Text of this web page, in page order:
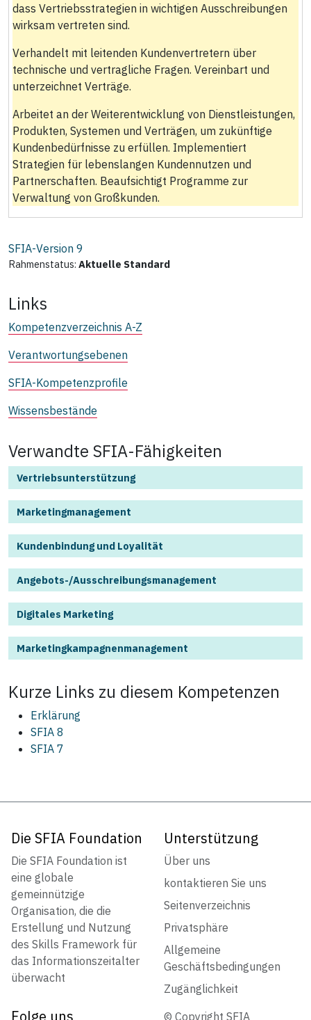
dass Vertriebsstrategien in wichtigen Ausschreibungen
wirksam vertreten sind.
Verhandelt mit leitenden Kundenvertretern über
technische und vertragliche Fragen. Vereinbart und
unterzeichnet Verträge.
Arbeitet an der Weiterentwicklung von Dienstleistungen,
Produkten, Systemen und Verträgen, um zukünftige
Kundenbedürfnisse zu erfüllen. Implementiert
Strategien für lebenslangen Kundennutzen und
Partnerschaften. Beaufsichtigt Programme zur
Verwaltung von Großkunden.
SFIA-Version 9
Rahmenstatus: Aktuelle Standard
Links
Kompetenzverzeichnis A-Z
Verantwortungsebenen
SFIA-Kompetenzprofile
Wissensbestände
Verwandte SFIA-Fähigkeiten
Vertriebsunterstützung
Marketingmanagement
Kundenbindung und Loyalität
Angebots-/Ausschreibungsmanagement
Digitales Marketing
Marketingkampagnenmanagement
Kurze Links zu diesem Kompetenzen
Erklärung
SFIA 8
SFIA 7
Die SFIA Foundation
Die SFIA Foundation ist
eine globale
gemeinnützige
Organisation, die die
Erstellung und Nutzung
des Skills Framework für
das Informationszeitalter
überwacht
Unterstützung
Über uns
kontaktieren Sie uns
Seitenverzeichnis
Privatsphäre
Allgemeine
Geschäftsbedingungen
Zugänglichkeit
Folge uns © Copyright SFIA